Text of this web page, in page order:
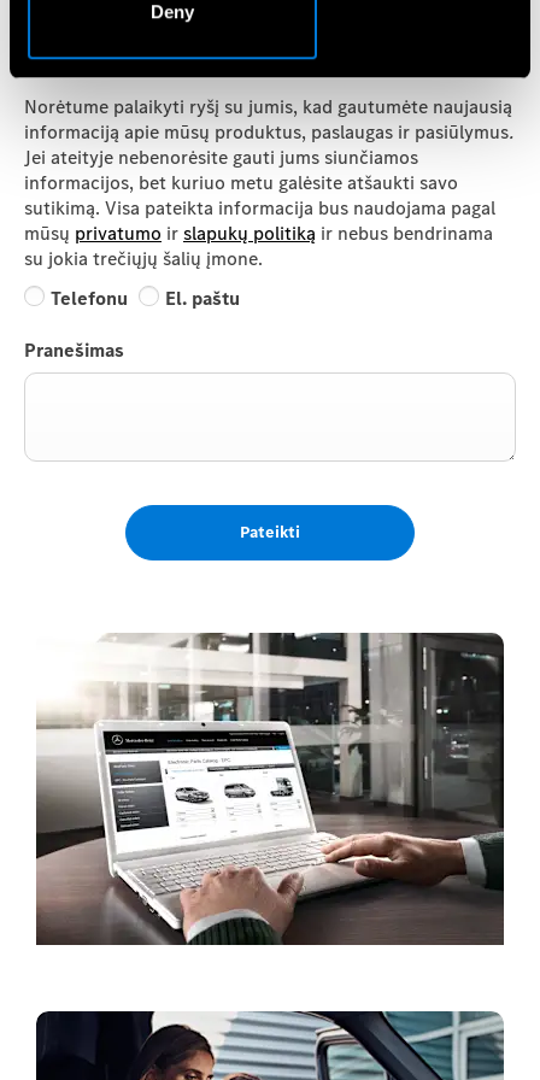
Deny
Informacija vartotojui
Norėtume palaikyti ryšį su jumis, kad gautumėte naujausią
informaciją apie mūsų produktus, paslaugas ir pasiūlymus.
Jei ateityje nebenorėsitegauti jums siunčiamos
informacijos, bet kuriuo metu galėsite atšaukti savo
sutikimą. Visa pateikta informacija bus naudojama pagal
mūsų privatumo irslapukų politiką ir nebus bendrinama
su jokia trečiųjų šalių įmone.
Telefonu
El. paštu
Pranešimas
Pateikti